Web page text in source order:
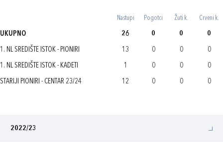
Nastupi Pogotci Žuti k. Crveni k.
UKUPNO 26 0 0 0
1. NL SREDIŠTE ISTOK - PIONIRI 13 0 0 0
1. NL SREDIŠTE ISTOK - KADETI 1 0 0 0
STARIJI PIONIRI - CENTAR 23/24 12 0 0 0
2022/23